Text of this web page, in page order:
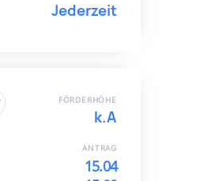
Jederzeit
FÖRDERHÖHE
k.A
ANTRAG
15.04